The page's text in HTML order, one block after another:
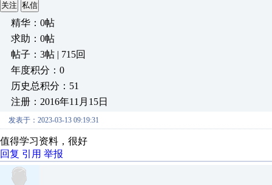
关注 私信
精华：0帖
求助：0帖
帖子：3帖 | 715回
年度积分：0
历史总积分：51
注册：2016年11月15日
发表于：2023-03-13 09:19:31
值得学习资料，很好
回复 引用 举报